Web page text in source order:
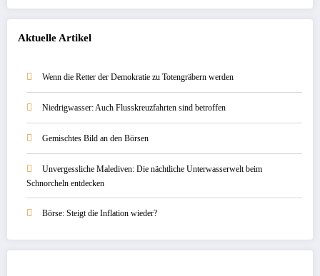
Aktuelle Artikel
Wenn die Retter der Demokratie zu Totengräbern werden
Niedrigwasser: Auch Flusskreuzfahrten sind betroffen
Gemischtes Bild an den Börsen
Unvergessliche Malediven: Die nächtliche Unterwasserwelt beim
Schnorcheln entdecken
Börse: Steigt die Inflation wieder?